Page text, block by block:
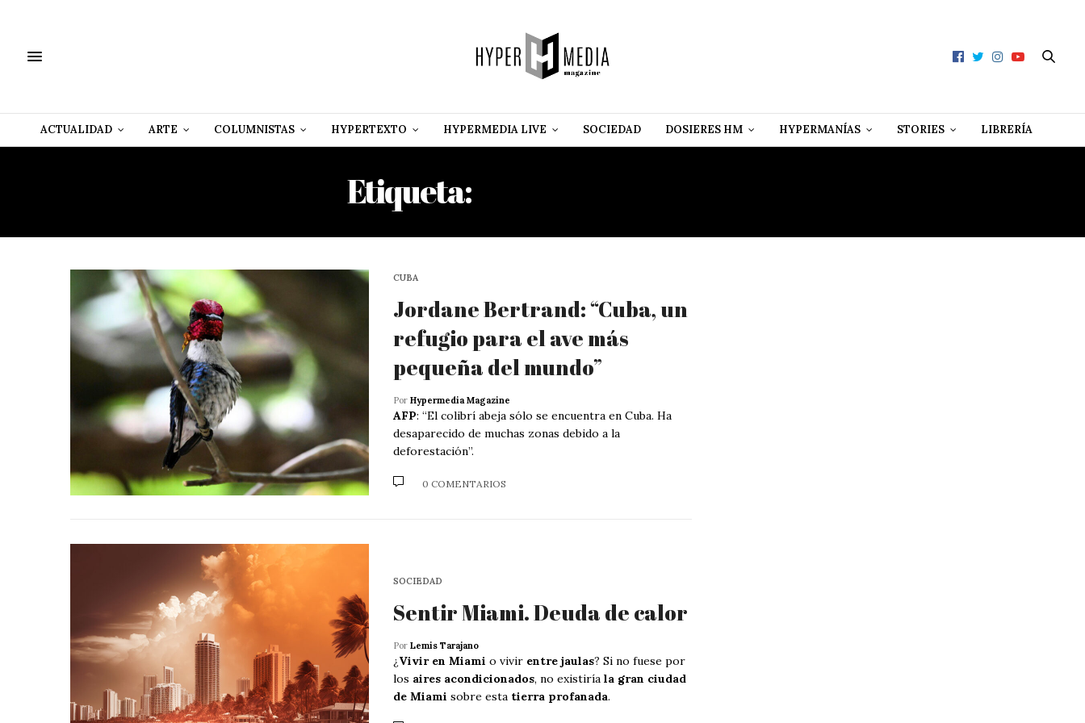
ACTUALIDAD ARTE COLUMNISTAS HYPERTEXTO HYPERMEDIA LIVE SOCIEDAD DOSIERES HM HYPERMANÍAS STORIES LIBRERÍA
Etiqueta:
CUBA
Jordane Bertrand: “Cuba, un
refugio para el ave más
pequeña del mundo”
Por Hypermedia Magazine
AFP: “El colibrí abeja sólo se encuentra en Cuba. Ha
desaparecido de muchas zonas debido a la
deforestación”.
0 COMENTARIOS
SOCIEDAD
Sentir Miami. Deuda de calor
Por Lemis Tarajano
¿Vivir en Miami o vivir entre jaulas? Si no fuese por
los aires acondicionados, no existiría la gran ciudad
de Miami sobre esta tierra profanada.